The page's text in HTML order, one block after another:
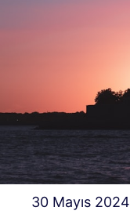
30 Mayıs 2024